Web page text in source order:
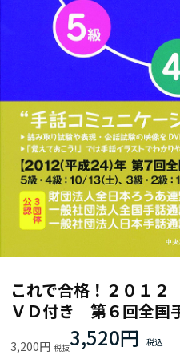
これで合格！２０１
ＶＤ付き 第６回全国
3,200円 3,520円